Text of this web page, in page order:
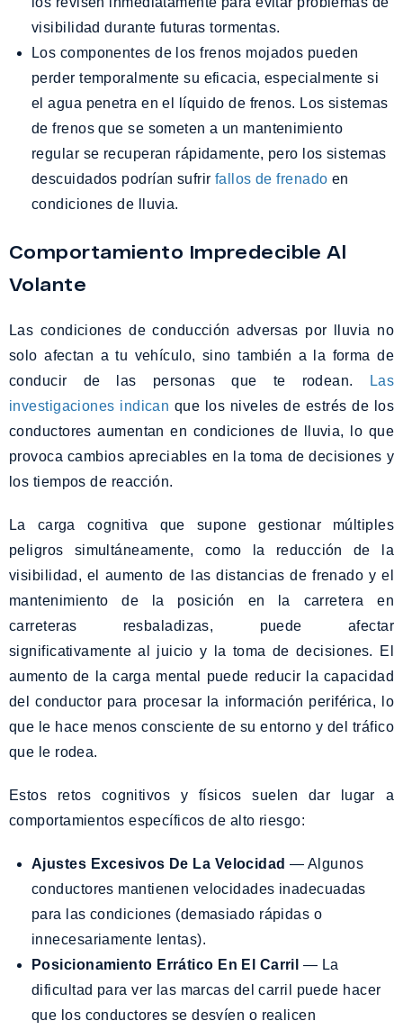
visibilidad durante futuras tormentas.
Los componentes de los frenos mojados pueden
perder temporalmente su eficacia, especialmente si
el agua penetra en el líquido de frenos. Los sistemas
de frenos que se someten a un mantenimiento
regular se recuperan rápidamente, pero los sistemas
descuidados podrían sufrir fallos de frenado en
condiciones de lluvia.
Comportamiento Impredecible Al
Volante
Las condiciones de conducción adversas por lluvia no
solo afectan a tu vehículo, sino también a la forma de
conducir de las personas que te rodean.
Las
investigaciones indican que los niveles de estrés de los
conductores aumentan en condiciones de lluvia, lo que
provoca cambios apreciables en la toma de decisiones y
los tiempos de reacción.
La carga cognitiva que supone gestionar múltiples
peligros simultáneamente, como la reducción de la
visibilidad, el aumento de las distancias de frenado y el
mantenimiento de la posición en la carretera en
carreteras resbaladizas, puede afectar
significativamente al juicio y la toma de decisiones. El
aumento de la carga mental puede reducir la capacidad
del conductor para procesar la información periférica, lo
que le hace menos consciente de su entorno y del tráfico
que le rodea.
Estos retos cognitivos y físicos suelen dar lugar a
comportamientos específicos de alto riesgo:
Ajustes Excesivos De La Velocidad — Algunos
conductores mantienen velocidades inadecuadas
para las condiciones (demasiado rápidas o
innecesariamente lentas).
Posicionamiento Errático En El Carril — La
dificultad para ver las marcas del carril puede hacer
que los conductores se desvíen o realicen